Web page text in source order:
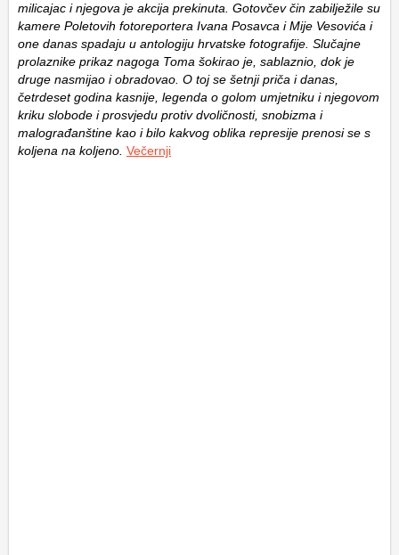
milicajac i njegova je akcija prekinuta. Gotovčev čin zabilježile su
kamere Poletovih fotoreportera Ivana Posavca i Mije Vesovića i
one danas spadaju u antologiju hrvatske fotografije. Slučajne
prolaznike prikaz nagoga Toma šokirao je, sablaznio, dok je
druge nasmijao i obradovao. O toj se šetnji priča i danas,
četrdeset godina kasnije, legenda o golom umjetniku i njegovom
kriku slobode i prosvjedu protiv dvoličnosti, snobizma i
malograđanštine kao i bilo kakvog oblika represije prenosi se s
koljena na koljeno. Večernji